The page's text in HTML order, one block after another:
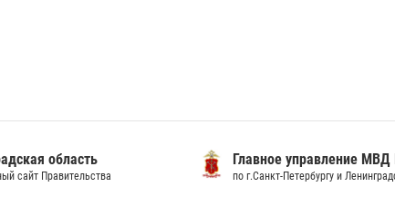
область
сайт Правительства
Главное управление МВД
по г.Санкт-Петербургу и